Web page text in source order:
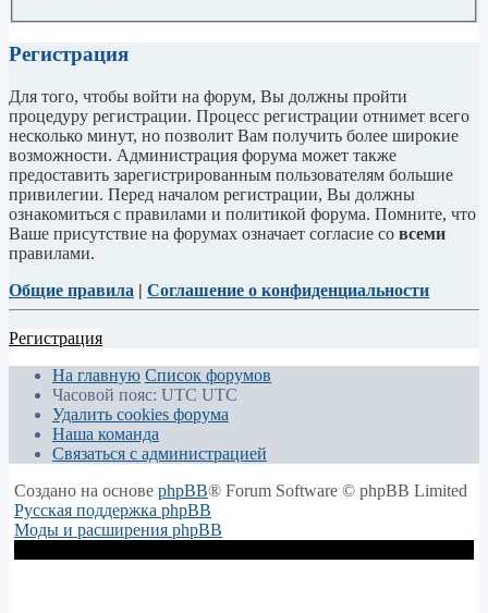
Регистрация
Для того, чтобы войти на форум, Вы должны пройти
процедуру регистрации. Процесс регистрации отнимет всего
несколько минут, но позволит Вам получить более широкие
возможности. Администрация форума может также
предоставить зарегистрированным пользователям большие
привилегии. Перед началом регистрации, Вы должны
ознакомиться с правилами и политикой форума. Помните, что
Ваше присутствие на форумах означает согласие со всеми
правилами.
Общие правила | Соглашение о конфиденциальности
Регистрация
На главную Список форумов
Часовой пояс: UTC UTC
Удалить cookies форума
Наша команда
Связаться с администрацией
Создано на основе phpBB® Forum Software © phpBB Limited
Русская поддержка phpBB
Моды и расширения phpBB